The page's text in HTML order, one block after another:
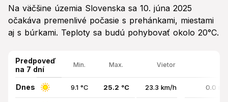
Na väčšine územia Slovenska sa 10. júna 2025
očakáva premenlivé počasie s prehánkami, miestami
aj s búrkami. Teploty sa budú pohybovať okolo 20°C.
Predpoveď
na 7 dní
Min. Max. Vietor
Dnes 9.1 °C 25.2 °C 23.3 km/h 0.0